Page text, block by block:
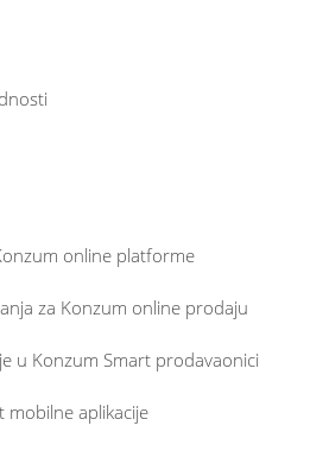
online platforme
za Konzum online prodaju
u Konzum Smart prodavaonici
mobilne aplikacije